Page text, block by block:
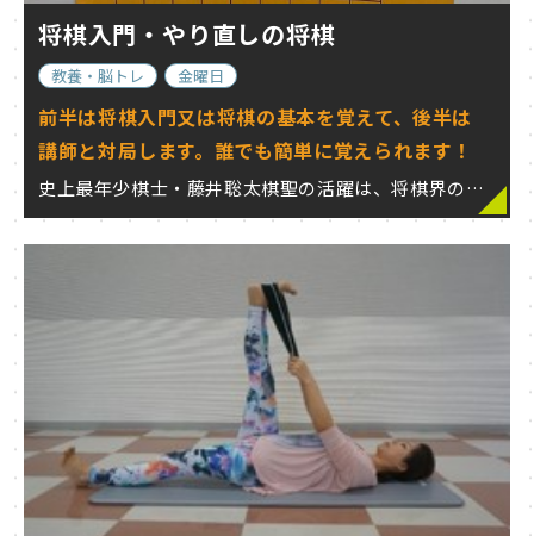
将棋入門・やり直しの将棋
教養・脳トレ 金曜日
前半は将棋入門又は将棋の基本を覚えて、後半は
講師と対局します。誰でも簡単に覚えられます！
史上最年少棋士・藤井聡太棋聖の活躍は、将棋界のみならず一般社会の 注目となっています…